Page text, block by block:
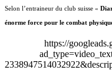
Selon l’entraineur du club suisse «
énorme force pour le combat
https://